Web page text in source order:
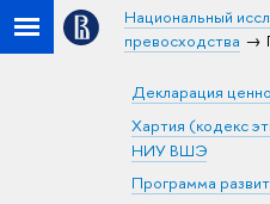
Национальный
превосходства
Декларация
Хартия (кодекс
НИУ ВШЭ
Программа